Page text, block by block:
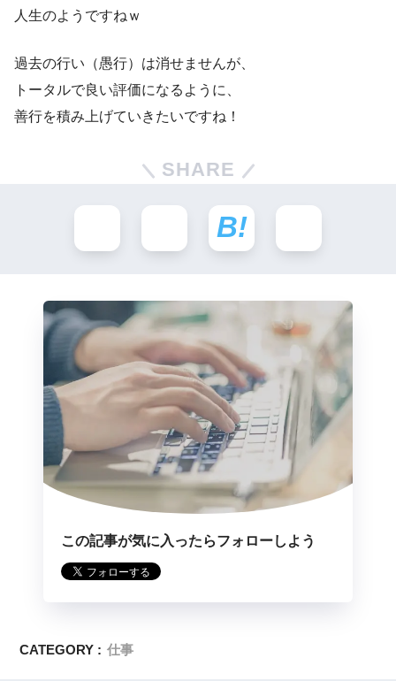
人生のようですねｗ
過去の行い（愚行）は消せませんが、
トータルで良い評価になるように、
善行を積み上げていきたいですね！
SHARE
この記事が気に入ったらフォローしよう
CATEGORY : 仕事